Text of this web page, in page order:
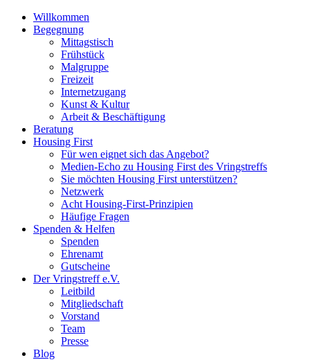
Willkommen
Begegnung
Mittagstisch
Frühstück
Malgruppe
Freizeit
Internetzugang
Kunst & Kultur
Arbeit & Beschäftigung
Beratung
Housing First
Für wen eignet sich das Angebot?
Medien-Echo zu Housing First des Vringstreffs
Sie möchten Housing First unterstützen?
Netzwerk
Acht Housing-First-Prinzipien
Häufige Fragen
Spenden & Helfen
Spenden
Ehrenamt
Gutscheine
Der Vringstreff e.V.
Leitbild
Mitgliedschaft
Vorstand
Team
Presse
Blog